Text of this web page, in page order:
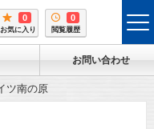
0
お気に入り
0
閲覧履歴
お問い合わせ
ツ南の原